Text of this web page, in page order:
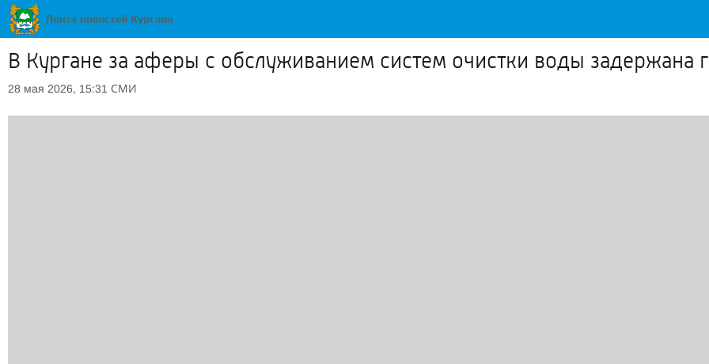
В Кургане за аферы с обслуживанием систем очистки воды задержана
28 мая 2026, 15:31 СМИ